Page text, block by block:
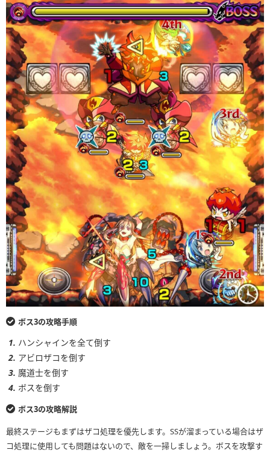
ボス3の攻略手順
ハンシャインを全て倒す
アビロザコを倒す
魔道士を倒す
ボスを倒す
ボス3の攻略解説
最終ステージもまずはザコ処理を優先します。SSが溜まっている場合はザ
コ処理に使用しても問題はないので、敵を一掃しましょう。ボスを攻撃す